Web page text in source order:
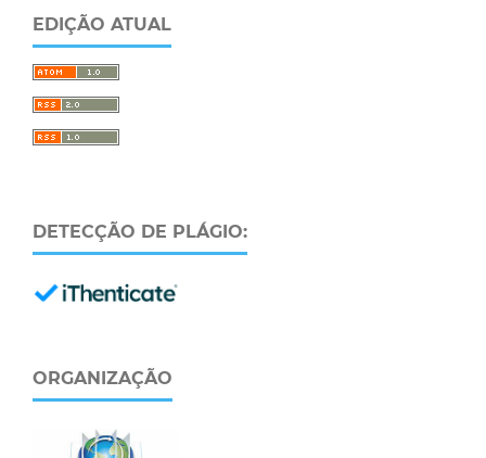
EDIÇÃO ATUAL
DETECÇÃO DE PLÁGIO:
ORGANIZAÇÃO